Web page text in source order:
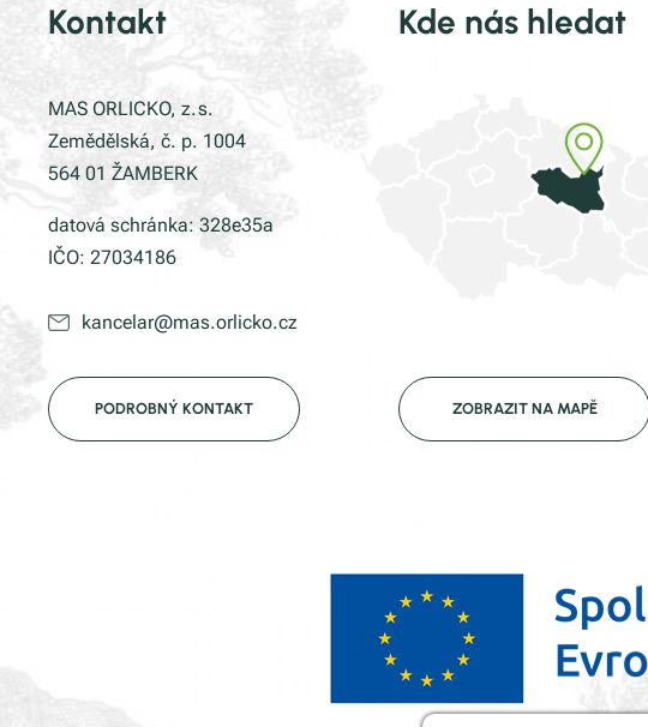
Kontakt
MAS ORLICKO, z. s.
Zemědělská, č. p. 1004
564 01 ŽAMBERK
datová schránka: 328e35a
IČO: 27034186
kancelar@mas.orlicko.cz
PODROBNÝ KONTAKT
Kde nás hledat
ZOBRAZIT NA MAPĚ